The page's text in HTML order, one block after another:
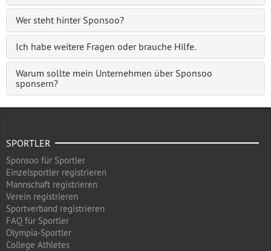
Wer steht hinter Sponsoo?
Ich habe weitere Fragen oder brauche Hilfe.
Warum sollte mein Unternehmen über Sponsoo
sponsern?
SPORTLER
Sponsoo für Sportler
Einzelsportler registrieren
Mannschaft registrieren
Verein registrieren
Sportverband registrieren
FAQ für Sportler
Olympia-Sportler
College Athletes